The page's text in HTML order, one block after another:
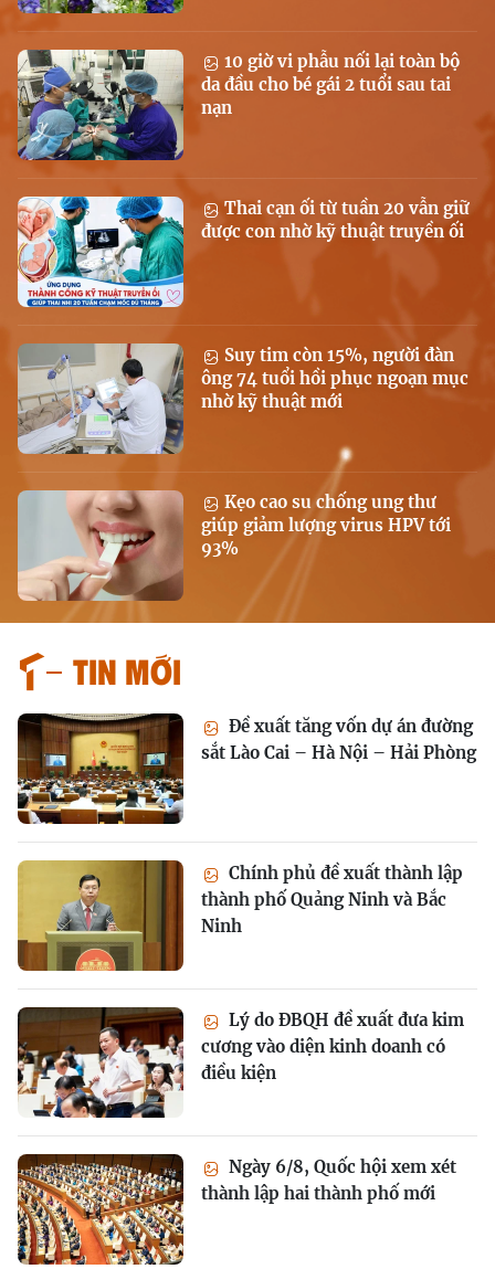
10 giờ vi phẫu nối lại toàn bộ
da đầu cho bé gái 2 tuổi sau tai
nạn
Thai cạn ối từ tuần 20 vẫn giữ
được con nhờ kỹ thuật truyền ối
Suy tim còn 15%, người đàn
ông 74 tuổi hồi phục ngoạn mục
nhờ kỹ thuật mới
Kẹo cao su chống ung thư
giúp giảm lượng virus HPV tới
93%
Tin mới
Đề xuất tăng vốn dự án đường
sắt Lào Cai – Hà Nội – Hải Phòng
Chính phủ đề xuất thành lập
thành phố Quảng Ninh và Bắc
Ninh
Lý do ĐBQH đề xuất đưa kim
cương vào diện kinh doanh có
điều kiện
Ngày 6/8, Quốc hội xem xét
thành lập hai thành phố mới